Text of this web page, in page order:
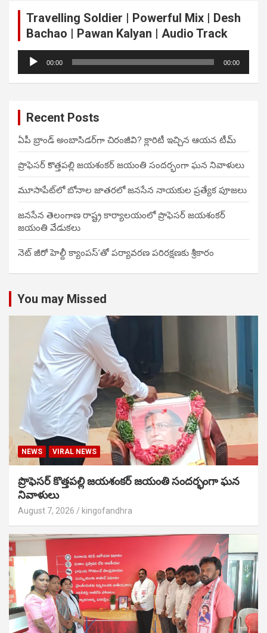
Travelling Soldier | Powerful Mix | Desh
Bachao | Pawan Kalyan | Audio Track
Audio
Player
00:00 00:00
Recent Posts
ఏపీ బ్రాండ్ అంబాసిడర్‌గా చిరంజీవి? క్లారిటీ ఇచ్చిన ఆయన టీమ్
ప్రొఫెసర్ కొత్తపల్లి జయశంకర్ జయంతి సందర్భంగా ఘన నివాళులు
మూసాపేట్‌లో బోనాల జాతరలో జనసేన నాయకుల ప్రత్యేక పూజలు
జనసేన తెలంగాణ రాష్ట్ర కార్యాలయంలో ప్రొఫెసర్ జయశంకర్
జయంతి వేడుకలు
నెట్ జీరో హెల్దీ క్యాంపస్’తో పర్యావరణ పరిరక్షణకు శ్రీకారం
You may Missed
NEWS VIRAL NEWS
ప్రొఫెసర్ కొత్తపల్లి జయశంకర్ జయంతి సందర్భంగా ఘన
నివాళులు
August 7, 2026 kingofandhra